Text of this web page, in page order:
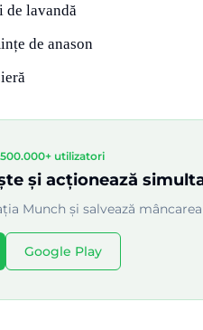
lavandă
de anason
500.000+ utilizatori
și acționează
Munch și salvează
Google Play